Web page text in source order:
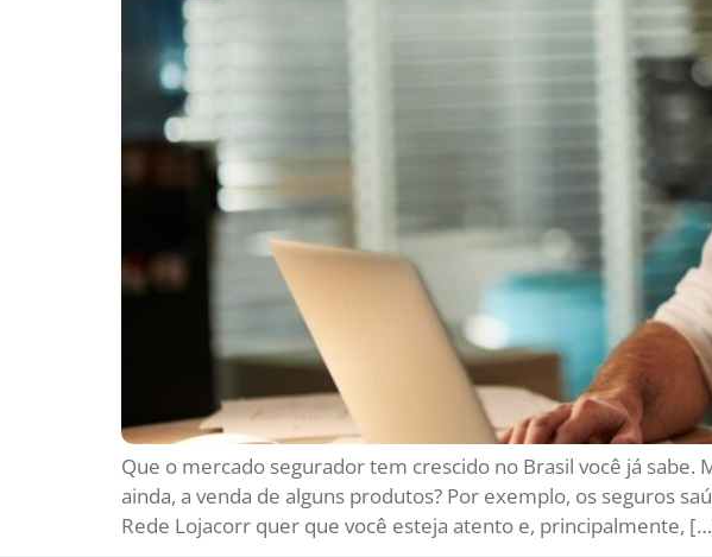
Que o mercado segurador tem crescido no Brasil você já
ainda, a venda de alguns produtos? Por exemplo, os seguros
Rede Lojacorr quer que você esteja atento e, principalmente,